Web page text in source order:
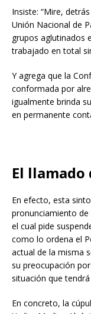
Insiste: “Mire,
Unión Nacional de
grupos aglutinados
trabajado en total
Y agrega que la
conformada por
igualmente brinda
en permanente
El llamado
En efecto, esta
pronunciamiento
el cual pide
como lo ordena el
actual de la misma
su preocupación
situación que tendrá
En concreto, la